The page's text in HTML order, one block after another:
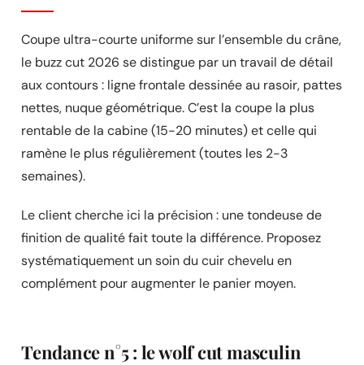
Coupe ultra-courte uniforme sur l’ensemble du crâne,
le buzz cut 2026 se distingue par un travail de détail
aux contours : ligne frontale dessinée au rasoir, pattes
nettes, nuque géométrique. C’est la coupe la plus
rentable de la cabine (15-20 minutes) et celle qui
ramène le plus régulièrement (toutes les 2-3
semaines).
Le client cherche ici la précision : une tondeuse de
finition de qualité fait toute la différence. Proposez
systématiquement un soin du cuir chevelu en
complément pour augmenter le panier moyen.
Tendance n°5 : le wolf cut masculin